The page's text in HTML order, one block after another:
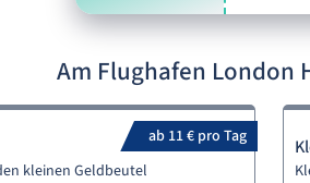
Am Flughafen London
ab 11 € pro Tag
kleinen Geldbeutel